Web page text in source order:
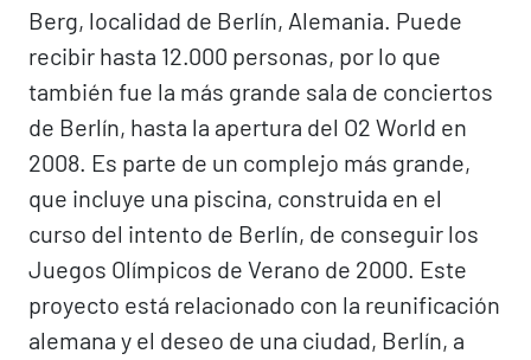
Berg, localidad de Berlín, Alemania. Puede
recibir hasta 12.000 personas, por lo que
también fue la más grande sala de conciertos
de Berlín, hasta la apertura del O2 World en
2008. Es parte de un complejo más grande,
que incluye una piscina, construida en el
curso del intento de Berlín, de conseguir los
Juegos Olímpicos de Verano de 2000. Este
proyecto está relacionado con la reunificación
alemana y el deseo de una ciudad, Berlín, a